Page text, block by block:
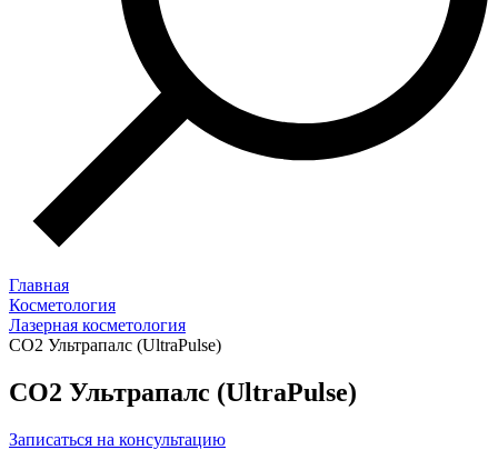
Главная
Косметология
Лазерная косметология
CO2 Ультрапалс (UltraPulse)
CO2 Ультрапалс (UltraPulse)
Записаться на консультацию